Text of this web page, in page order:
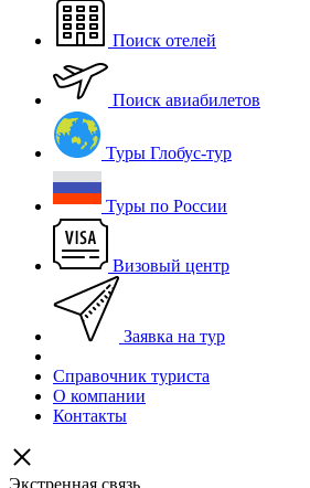
Поиск отелей
Поиск авиабилетов
Туры Глобус-тур
Туры по России
Визовый центр
Заявка на тур
Справочник туриста
О компании
Контакты
Экстренная связь